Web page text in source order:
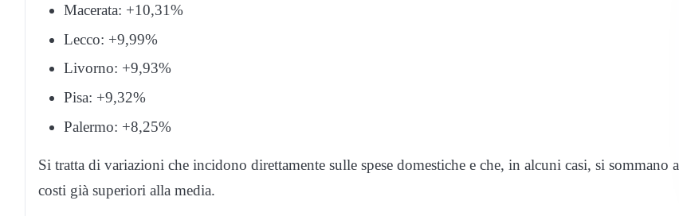
Macerata: +10,31%
Lecco: +9,99%
Livorno: +9,93%
Pisa: +9,32%
Palermo: +8,25%
Si tratta di variazioni che incidono direttamente sulle spese domestiche e che, in alcuni casi, si sommano a
costi già superiori alla media.